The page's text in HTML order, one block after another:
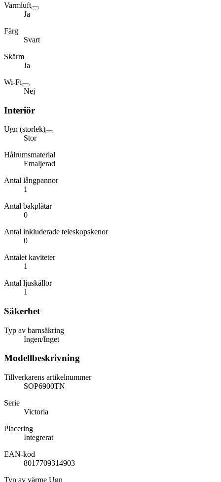
Varmluft
Ja
Färg
Svart
Skärm
Ja
Wi-Fi
Nej
Interiör
Ugn (storlek)
Stor
Hålrumsmaterial
Emaljerad
Antal långpannor
1
Antal bakplåtar
0
Antal inkluderade teleskopskenor
0
Antalet kaviteter
1
Antal ljuskällor
1
Säkerhet
Typ av barnsäkring
Ingen/Inget
Modellbeskrivning
Tillverkarens artikelnummer
SOP6900TN
Serie
Victoria
Placering
Integrerat
EAN-kod
8017709314903
Typ av värme Ugn